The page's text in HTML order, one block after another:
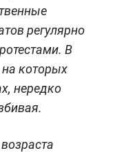
регулярно
В
которых
нередко